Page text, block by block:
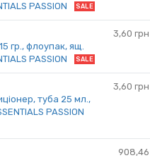
PASSION
SALE
гр., флоупак, ящ.
PASSION
SALE
3,60 грн
туба 25 мл.,
PASSION
3,60 грн
908,46